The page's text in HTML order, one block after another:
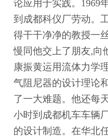
论应用于实践。1969
到成都科仪厂劳动。
得干干净净的教授一
慢同他交上了朋友,向
康振黄运用流体力学
气阻尼器的设计理论
了一大难题。他还每
小时到成都机车车辆
的设计制造。在华北